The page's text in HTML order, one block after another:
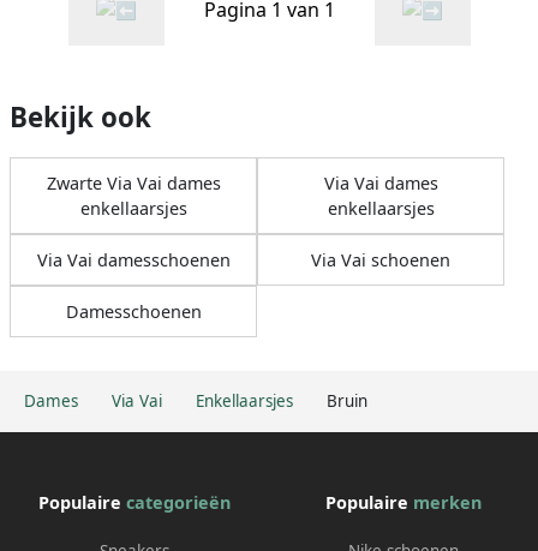
Dames Via Vai Enkellaarsjes Bruin
Pagina 1 van 1
Bekijk ook
Zwarte Via Vai dames
enkellaarsjes
Via Vai dames
enkellaarsjes
Via Vai damesschoenen Via Vai schoenen
Damesschoenen
Populaire categorieën Populaire merken